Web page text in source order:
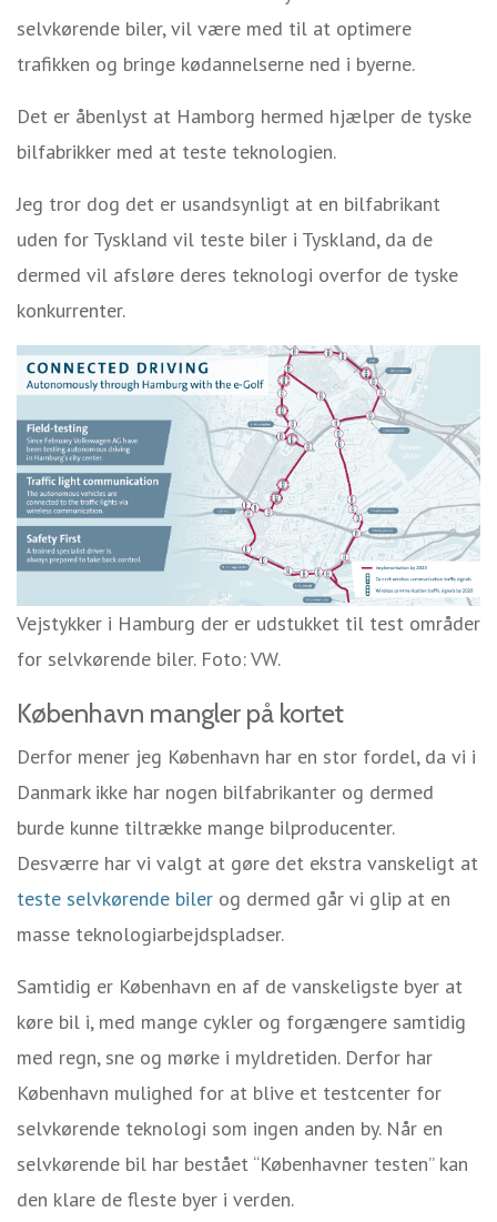
selvkørende biler, vil være med til at optimere
trafikken og bringe kødannelserne ned i byerne.
Det er åbenlyst at Hamborg hermed hjælper de tyske
bilfabrikker med at teste teknologien.
Jeg tror dog det er usandsynligt at en bilfabrikant
uden for Tyskland vil teste biler i Tyskland, da de
dermed vil afsløre deres teknologi overfor de tyske
konkurrenter.
Vejstykker i Hamburg der er udstukket til test områder
for selvkørende biler. Foto: VW.
København mangler på kortet
Derfor mener jeg København har en stor fordel, da vi i
Danmark ikke har nogen bilfabrikanter og dermed
burde kunne tiltrække mange bilproducenter.
Desværre har vi valgt at gøre det ekstra vanskeligt at
teste selvkørende biler og dermed går vi glip at en
masse teknologiarbejdspladser.
Samtidig er København en af de vanskeligste byer at
køre bil i, med mange cykler og forgængere samtidig
med regn, sne og mørke i myldretiden. Derfor har
København mulighed for at blive et testcenter for
selvkørende teknologi som ingen anden by. Når en
selvkørende bil har bestået “Københavner testen” kan
den klare de fleste byer i verden.